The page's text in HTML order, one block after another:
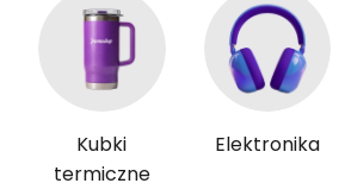
Kubki
termiczne
Elektronika